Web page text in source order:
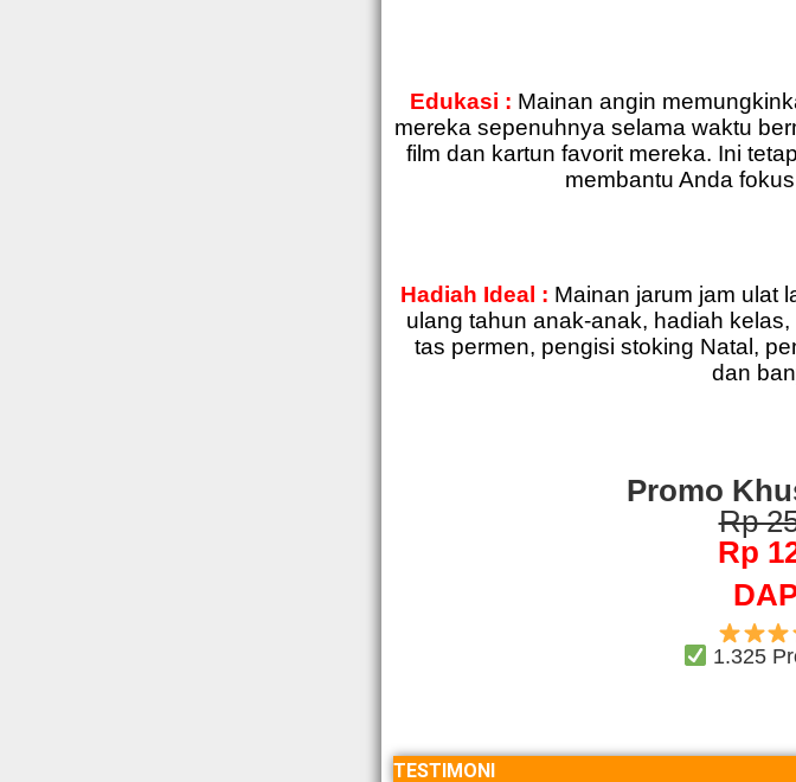
Edukasi : Mainan angin
mereka sepenuhnya selama waktu
film dan kartun favorit mereka. Ini
membantu Anda
Hadiah Ideal : Mainan jarum jam ulat
ulang tahun anak-anak, hadiah
tas permen, pengisi stoking Natal,
dan
Promo
Rp
Rp
1.325
TESTIMONI